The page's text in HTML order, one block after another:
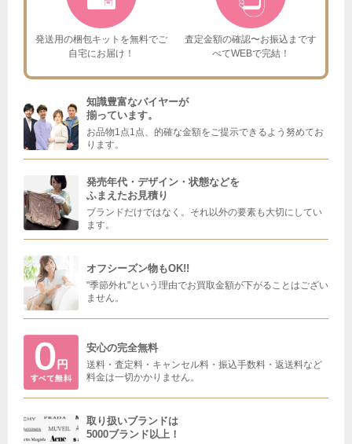
発送用の梱包キットを無料でご
自宅にお届け！
査定金額の確認〜お振込まです
べてWEBで完結！
知識豊富なバイヤーが
揃っています。
お品物1点1点、的確な金額をご提示できるよう努めてお
ります。
発売年代・デザイン・状態などを
ふまえたお見積り
ブランドだけではなく。それ以外の要素も大切にしてい
ます。
オフシーズン物もOK!!
"季節外れ"という理由でお買取金額が下がることはござい
ません。
安心の完全無料
送料・査定料・キャンセル料・振込手数料・返送料など
料金は一切かかりません。
取り扱いブランドは
5000ブランド以上！